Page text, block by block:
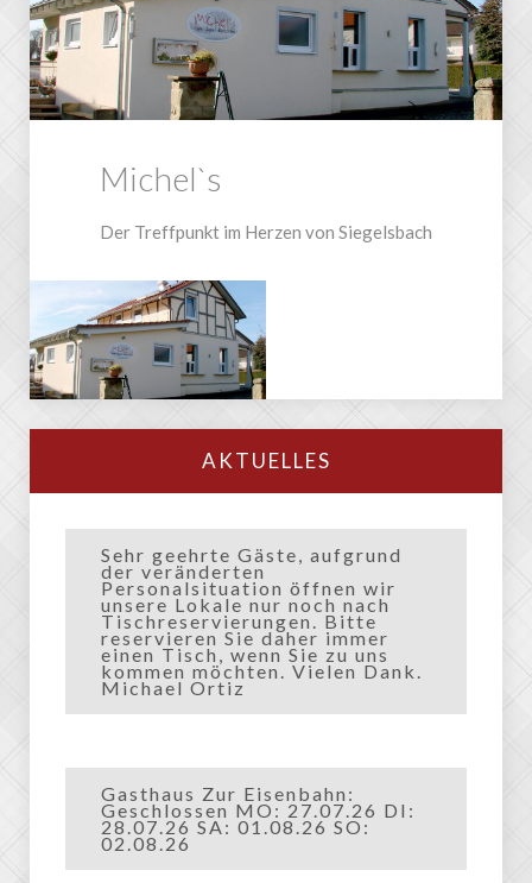
Michel`s
Der Treffpunkt im Herzen von Siegelsbach
Bürgerliche Küche mit regionalen Gerichten
AKTUELLES
Sehr geehrte Gäste, aufgrund
der veränderten
Personalsituation öffnen wir
unsere Lokale nur noch nach
Tischreservierungen. Bitte
reservieren Sie daher immer
einen Tisch, wenn Sie zu uns
kommen möchten. Vielen Dank.
Michael Ortiz
Gasthaus Zur Eisenbahn:
Geschlossen MO: 27.07.26 DI:
28.07.26 SA: 01.08.26 SO:
02.08.26